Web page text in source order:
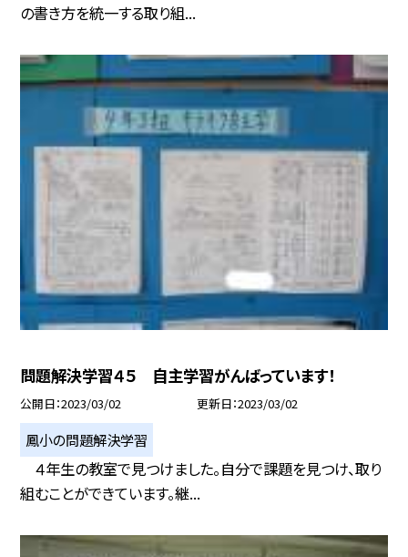
の書き方を統一する取り組...
問題解決学習４５ 自主学習がんばっています！
公開日 2023/03/02 更新日 2023/03/02
鳳小の問題解決学習
４年生の教室で見つけました。自分で課題を見つけ、取り
組むことができています。継...